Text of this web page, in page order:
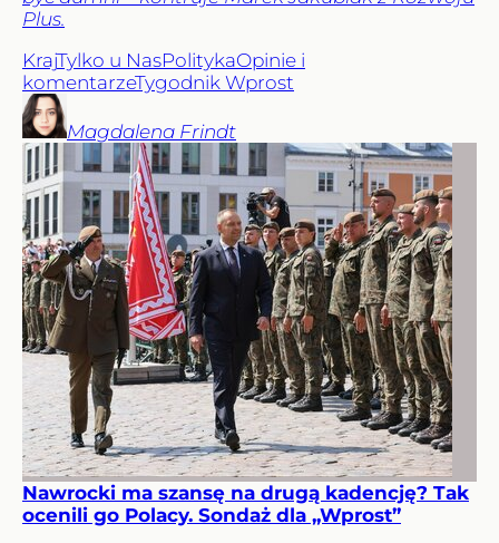
Plus.
KrajTylko u NasPolitykaOpinie i
komentarzeTygodnik Wprost
Magdalena Frindt
Nawrocki ma szansę na drugą kadencję? Tak
ocenili go Polacy. Sondaż dla „Wprost”